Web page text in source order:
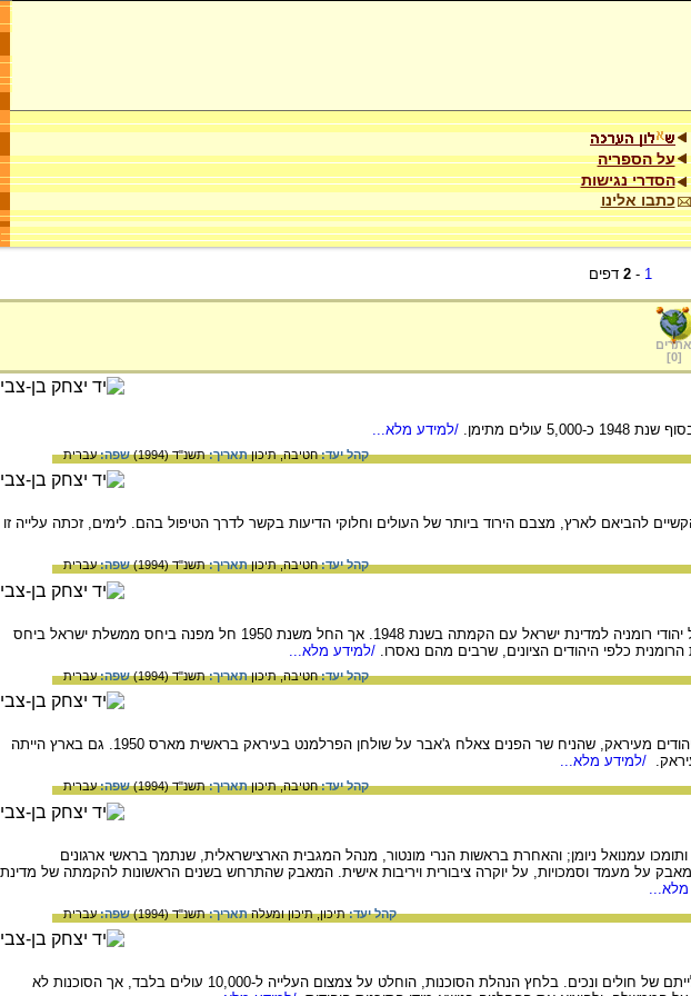
על הספריה
הסדרי נגישות
כתבו אלינו
1
-
2 דפים
אתרים
[
0
]
מתימן. /למידע מלא...
קהל יעד:חטיבה,תיכוןתאריך:תשנ"ד (1994) שפה:עברית
להביאם לארץ, מצבם הירוד ביותר של העולים וחלוקי הדיעות בקשר לדרך הטיפול בהם. לימים, זכתה עלייה זו
קהל יעד:חטיבה,תיכוןתאריך:תשנ"ד (1994) שפה:עברית
המאמר מתאר את הפעולות שנעשו הן בישראל והן ברומניה לשם העלאתם של יהודי רומניה למדינת ישראל עם הקמתה בשנת 1948. אך החל משנת 1950 חל מפנה ביחס ממשלת ישראל ביחס
כלפי היהודים הציונים, שרבים מהם נאסרו. /למידע מלא...
קהל יעד:חטיבה,תיכוןתאריך:תשנ"ד (1994) שפה:עברית
מאמר העוסק ביהודי עיראק ובמבוכתם נוכח הצעת החוק המתיר את יציאת היהודים מעיראק, שהניח שר הפנים צאלח ג'אבר על שולחן הפרלמנט בעיראק בראשית מארס 1950. גם בארץ הייתה
/למידע מלא...
קהל יעד:חטיבה,תיכוןתאריך:תשנ"ד (1994) שפה:עברית
עמנואל ניומן; והאחרת בראשות הנרי מונטור, מנהל המגבית הארצישראלית, שנתמך בראשי ארגונים
מאבק על מעמד וסמכויות, על יוקרה ציבורית ויריבות אישית. המאבק שהתרחש בשנים הראשונות להקמתה של מדינת
קהל יעד:תיכון,תיכון ומעלהתאריך:תשנ"ד (1994) שפה:עברית
בסוף 1949 התמקדו התומכים בהגבלת העלייה בהנהלת הסוכנות במניעת עלייתם של חולים ונכים. בלחץ הנהלת הסוכנות, הוחלט על צמצום העלייה ל-10,000 עולים בלבד, אך הסוכנות לא